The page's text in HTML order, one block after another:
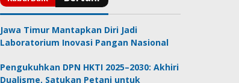
Jawa Timur Mantapkan Diri Jadi
Laboratorium Inovasi Pangan Nasional
Pengukuhkan DPN HKTI 2025–2030: Akhiri
Dualisme, Satukan Petani untuk